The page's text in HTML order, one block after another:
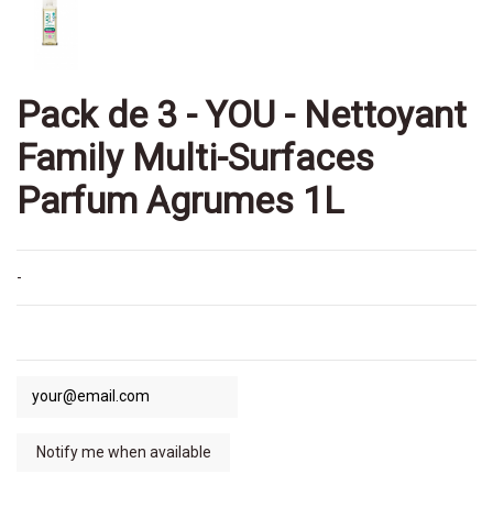
Pack de 3 - YOU - Nettoyant
Family Multi-Surfaces
Parfum Agrumes 1L
-